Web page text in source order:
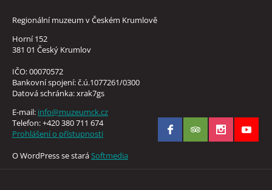
Regionální muzeum v Českém Krumlově
Horní 152
381 01 Český Krumlov
IČO: 00070572
Bankovní spojení: č.ú.1077261/0300
Datová schránka: xrak7gs
E-mail: info@muzeumck.cz
Telefon: +420 380 711 674
Prohlášení o přístupnosti
O WordPress se staráSoftmedia